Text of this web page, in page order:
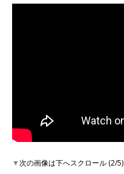
▼次の画像は下へスクロール (2/5)